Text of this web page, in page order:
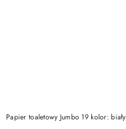
Papier toaletowy Jumbo 19 kolor: biały